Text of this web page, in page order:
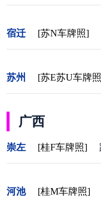
宿迁 [苏N车牌照]
苏州 [苏E苏U车牌
广西
崇左 [桂F车牌照]
河池 [桂M车牌照]